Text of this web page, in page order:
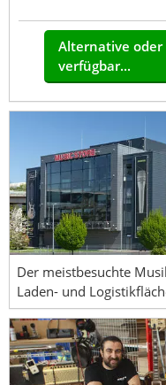
Alternative
verfügbar...
Der meistbesuchte
Laden- und